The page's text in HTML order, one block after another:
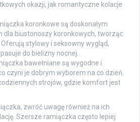
okazji, jak romantyczne kolacje
koronkowe są doskonałym
dla biustonoszy koronkowych, tworząc
Oferują stylowy i seksowny wygląd,
do bielizny nocnej.
bawełniane są wygodne i
czyni je dobrym wyborem na co dzień.
strojów, gdzie komfort jest
zwróć uwagę również na ich
Szersze ramiączka często lepiej